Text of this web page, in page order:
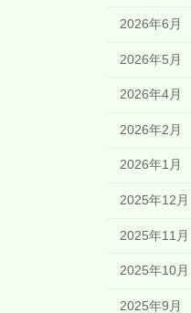
2026年6月
2026年5月
2026年4月
2026年2月
2026年1月
2025年12月
2025年11月
2025年10月
2025年9月